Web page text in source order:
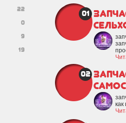
22
0
9
19
01
02